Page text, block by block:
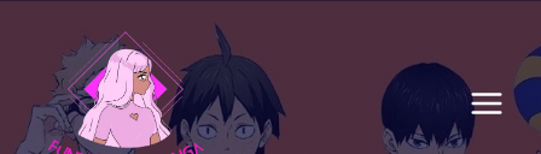
content